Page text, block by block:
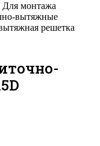
Для монтажа
вытяжные
решетка